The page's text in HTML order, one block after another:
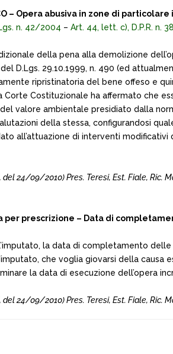
– Opera abusiva in zone di
n. 42/2004 – Art. 44, lett. c), D.P.R. n.
della pena alla demolizione
D.Lgs. 29.10.1999, n. 490 (ed
ripristinatoria del bene offeso e
Corte Costituzionale ha affermato che
valore ambientale presidiato dalla
della stessa, configurandosi
all’attuazione di interventi
24/09/2010) Pres. Teresi, Est. Fiale, Ric.
per prescrizione – Data di
la data di completamento
che voglia giovarsi della
la data di esecuzione dell’opera
24/09/2010) Pres. Teresi, Est. Fiale, Ric.